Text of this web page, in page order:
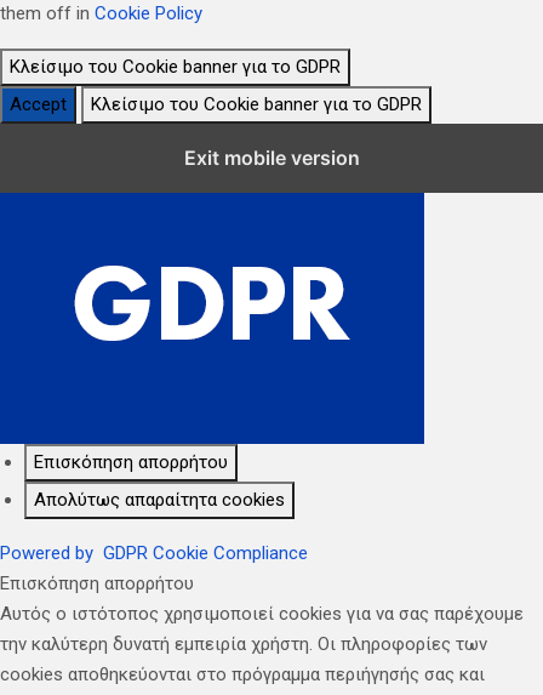
them off in Cookie Policy
Κλείσιμο του Cookie banner για το GDPR
Accept
Κλείσιμο του Cookie banner για το GDPR
Exit mobile version
Επισκόπηση απορρήτου
Απολύτως απαραίτητα cookies
Powered by GDPR Cookie Compliance
Επισκόπηση απορρήτου
Αυτός ο ιστότοπος χρησιμοποιεί cookies για να σας παρέχουμε
την καλύτερη δυνατή εμπειρία χρήστη. Οι πληροφορίες των
cookies αποθηκεύονται στο πρόγραμμα περιήγησής σας και